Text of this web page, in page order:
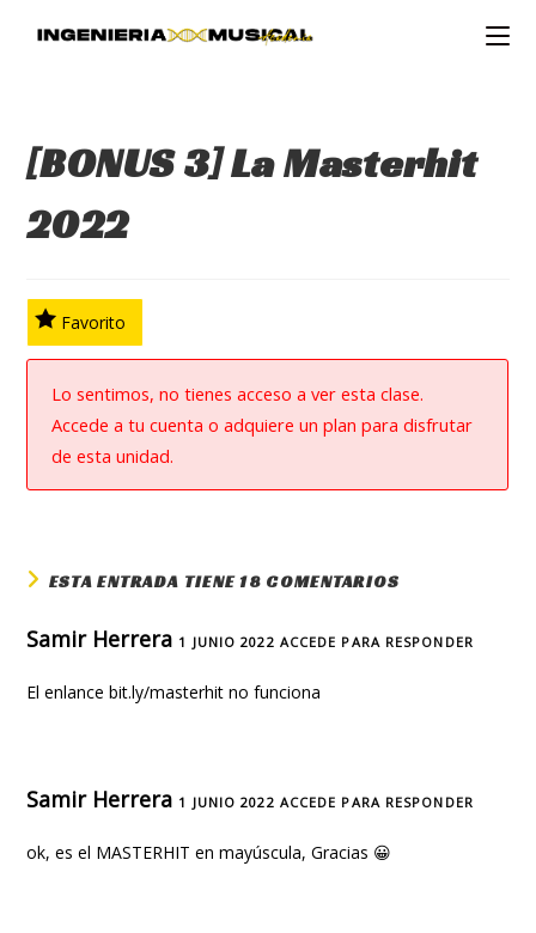
[BONUS 3] La Masterhit
2022
Favorito
Lo sentimos, no tienes acceso a ver esta clase.
Accede a tu cuenta o adquiere un plan para disfrutar
de esta unidad.
ESTA ENTRADA TIENE 18 COMENTARIOS
Samir Herrera 1 JUNIO 2022 ACCEDE PARA RESPONDER
El enlance bit.ly/masterhit no funciona
Samir Herrera 1 JUNIO 2022 ACCEDE PARA RESPONDER
ok, es el MASTERHIT en mayúscula, Gracias 😀